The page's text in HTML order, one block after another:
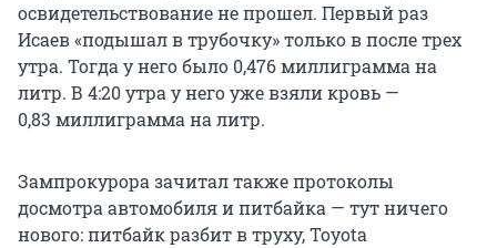
освидетельствование не прошел. Первый раз
Исаев «подышал в трубочку» только в после трех
утра. Тогда у него было 0,476 миллиграмма на
литр. В 4:20 утра у него уже взяли кровь —
0,83 миллиграмма на литр.
Зампрокурора зачитал также протоколы
досмотра автомобиля и питбайка — тут ничего
нового: питбайк разбит в труху, Toyota